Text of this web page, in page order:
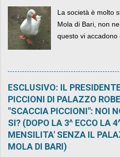
La società è molto
Mola di Bari, non
questo vi accadono
ESCLUSIVO: IL
PICCIONI DI PALAZZO
"SCACCIA PICCIONI": NOI
SI? (DOPO LA 3^ ECCO LA
MENSILITA' SENZA IL
MOLA DI BARI)